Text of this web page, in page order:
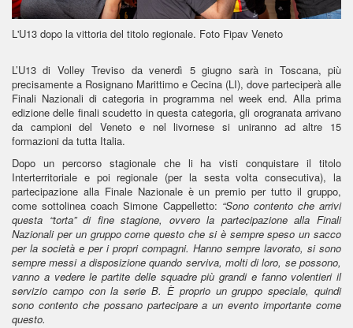
L'U13 dopo la vittoria del titolo regionale. Foto Fipav Veneto
L’U13 di Volley Treviso da venerdì 5 giugno sarà in Toscana, più
precisamente a Rosignano Marittimo e Cecina (LI), dove parteciperà alle
Finali Nazionali di categoria in programma nel week end. Alla prima
edizione delle finali scudetto in questa categoria, gli orogranata arrivano
da campioni del Veneto e nel livornese si uniranno ad altre 15
formazioni da tutta Italia.
Dopo un percorso stagionale che li ha visti conquistare il titolo
Interterritoriale e poi regionale (per la sesta volta consecutiva), la
partecipazione alla Finale Nazionale è un premio per tutto il gruppo,
come sottolinea coach Simone Cappelletto: “Sono contento che arrivi
questa “torta” di fine stagione, ovvero la partecipazione alla Finali
Nazionali per un gruppo come questo che si è sempre speso un sacco
per la società e per i propri compagni. Hanno sempre lavorato, si sono
sempre messi a disposizione quando serviva, molti di loro, se possono,
vanno a vedere le partite delle squadre più grandi e fanno volentieri il
servizio campo con la serie B. È proprio un gruppo speciale, quindi
sono contento che possano partecipare a un evento importante come
questo.